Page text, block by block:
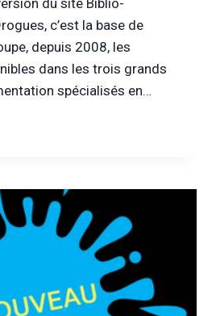
c’est la base de
depuis 2008, les
dans les trois grands
spécialisés en…